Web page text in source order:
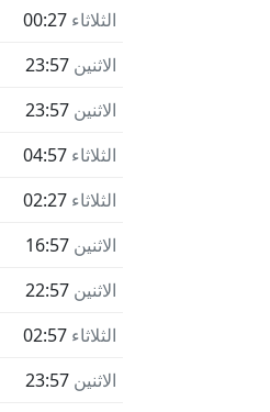
الثلاثاء 00:27
الاثنين 23:57
الاثنين 23:57
الثلاثاء 04:57
الثلاثاء 02:27
الاثنين 16:57
الاثنين 22:57
الثلاثاء 02:57
الاثنين 23:57